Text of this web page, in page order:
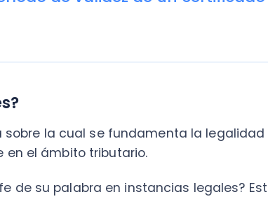
por defecto de aceptación de una
cobrar un cheque y hasta para contraer
contribuyentes requieren de una versión